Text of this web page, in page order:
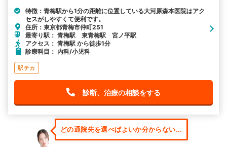
特徴：青梅駅から1分の距離に位置している大河原森本医院はアク
セスがしやすくて便利です。
住所：東京都青梅市仲町251
最寄り駅： 青梅駅 東青梅駅 宮ノ平駅
アクセス： 青梅駅 から徒歩1分
診療科目： 内科/小児科
駅チカ
診断、治療の相談をする
どの通院先を選べばよいか分からない...